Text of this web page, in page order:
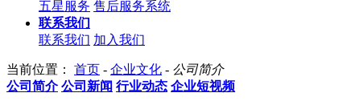
五星服务 售后服务系统
联系我们
联系我们 加入我们
当前位置： 首页 - 企业文化 - 公司简介
公司简介 公司新闻 行业动态 企业短视频